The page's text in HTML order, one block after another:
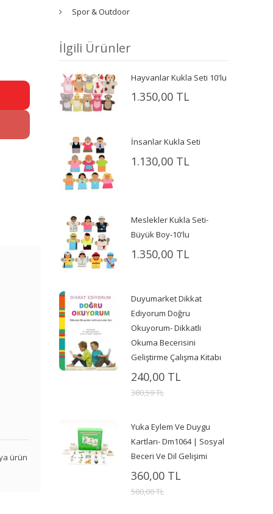
ürün
Spor & Outdoor
İlgili Ürünler
Hayvanlar Kukla Seti 10'lu
1.350,00 TL
İnsanlar Kukla Seti
1.130,00 TL
Meslekler Kukla Seti-
Büyük Boy-10'lu
1.350,00 TL
Duyumarket Dikkat
Ediyorum Doğru
Okuyorum- Dikkatli
Okuma Becerisini
Geliştirme Çalışma Kitabı
240,00 TL
380,59 TL
Yuka Eylem Ve Duygu
Kartları- Dm1064 | Sosyal
Beceri Ve Dil Gelişimi
360,00 TL
500,00 TL